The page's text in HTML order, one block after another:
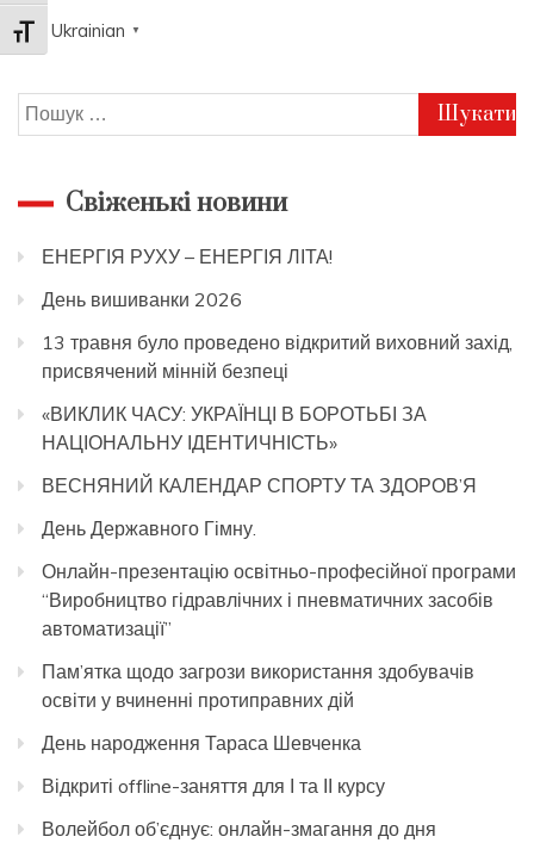
Toggle Font size
Ukrainian ▼
Пошук:
Свіженькі новини
ЕНЕРГІЯ РУХУ – ЕНЕРГІЯ ЛІТА!
День вишиванки 2026
13 травня було проведено відкритий виховний захід,
присвячений мінній безпеці
«ВИКЛИК ЧАСУ: УКРАЇНЦІ В БОРОТЬБІ ЗА
НАЦІОНАЛЬНУ ІДЕНТИЧНІСТЬ»
ВЕСНЯНИЙ КАЛЕНДАР СПОРТУ ТА ЗДОРОВ’Я
День Державного Гімну.
Онлайн-презентацію освітньо-професійної програми
“Виробництво гідравлічних і пневматичних засобів
автоматизації”
Пам’ятка щодо загрози використання здобувачів
освіти у вчиненні протиправних дій
День народження Тараса Шевченка
Відкриті offline-заняття для І та ІІ курсу
Волейбол об’єднує: онлайн-змагання до дня